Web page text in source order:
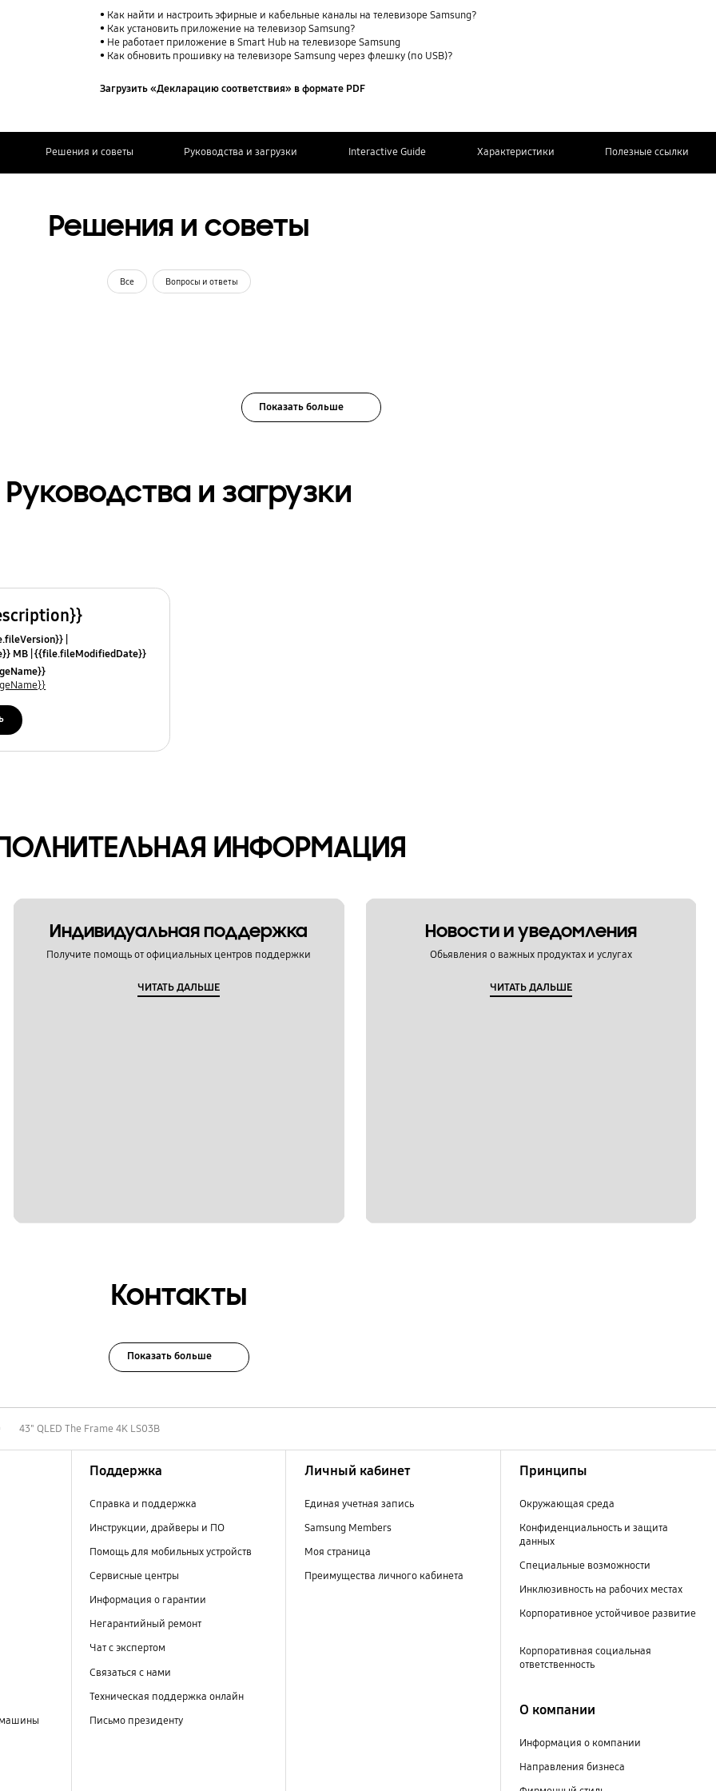
Как найти и настроить эфирные и кабельные каналы на телевизоре Samsung?
Как установить приложение на телевизор Samsung?
Не работает приложение в Smart Hub на телевизоре Samsung
Как обновить прошивку на телевизоре Samsung через флешку (по USB)?
Загрузить «Декларацию соответствия» в формате PDF
Решения и советы Руководства и загрузки Interactive Guide Характеристики Полезные ссылки
Решения и советы
Все Вопросы и ответы
Показать больше
Руководства и загрузки
MB {{file.fileModifiedDate}}
ИНФОРМАЦИЯ
Индивидуальная поддержка
Получите помощь от официальных центров поддержки
ЧИТАТЬ ДАЛЬШЕ
Новости и уведомления
Обьявления о важных продуктах и услугах
ЧИТАТЬ ДАЛЬШЕ
Контакты
Показать больше
43" QLED The Frame 4K LS03B
Поддержка
Справка и поддержка
Инструкции, драйверы и ПО
Помощь для мобильных устройств
Сервисные центры
Информация о гарантии
Негарантийный ремонт
Чат с экспертом
Связаться с нами
Техническая поддержка онлайн
Письмо президенту
Личный кабинет
Единая учетная запись
Samsung Members
Моя страница
Преимущества личного кабинета
Принципы
Окружающая среда
Конфиденциальность и защита
данных
Специальные возможности
Инклюзивность на рабочих местах
Корпоративное устойчивое развитие
Корпоративная социальная
ответственность
О компании
Информация о компании
Направления бизнеса